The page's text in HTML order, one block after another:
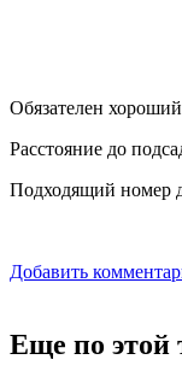
Обязателен
Расстояние до
Подходящий номер
Добавить
Еще по этой